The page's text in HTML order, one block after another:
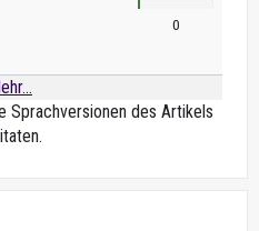
0
Sprachversionen des Artikels